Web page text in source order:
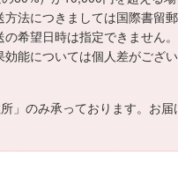
法につきましては国際書留
希望日時は指定できません。
能については個人差がござ
」のみ承っております。お